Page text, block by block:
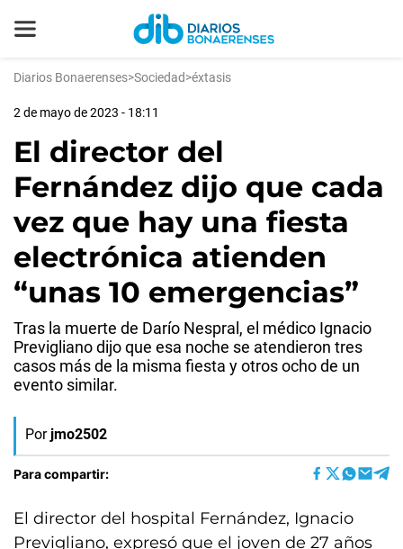
Diarios Bonaerenses>Sociedad>éxtasis
2 de mayo de 2023 - 18:11
El director del
Fernández dijo que cada
vez que hay una fiesta
electrónica atienden
“unas 10 emergencias”
Tras la muerte de Darío Nespral, el médico Ignacio
Previgliano dijo que esa noche se atendieron tres
casos más de la misma fiesta y otros ocho de un
evento similar.
Por jmo2502
Para compartir:
El director del hospital Fernández, Ignacio
Previgliano, expresó que el joven de 27 años